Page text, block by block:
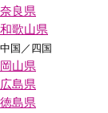
奈良県
和歌山県
中国／四国
岡山県
広島県
徳島県